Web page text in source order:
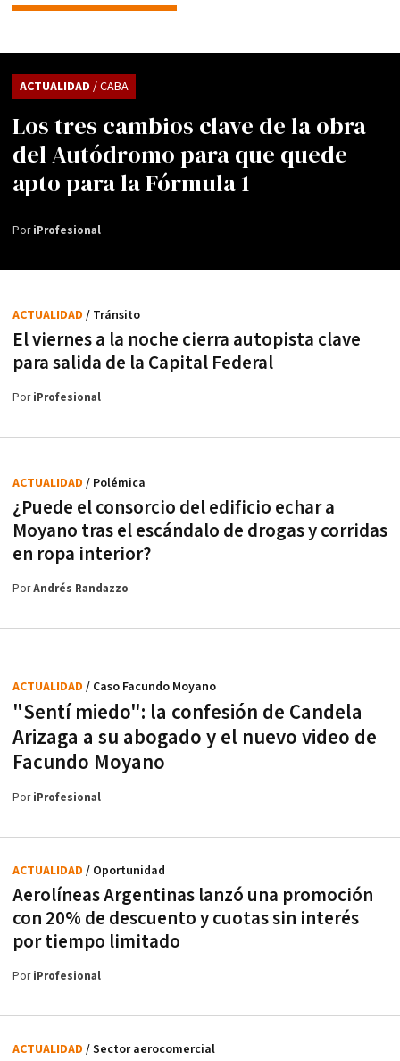
Los tres cambios clave de la obra
del Autódromo para que quede
apto para la Fórmula 1
ACTUALIDAD / CABA
PoriProfesional
El viernes a la noche cierra autopista clave
para salida de la Capital Federal
ACTUALIDAD / Tránsito
PoriProfesional
¿Puede el consorcio del edificio echar a
Moyano tras el escándalo de drogas y corridas
en ropa interior?
ACTUALIDAD / Polémica
PorAndrés Randazzo
"Sentí miedo": la confesión de Candela
Arizaga a su abogado y el nuevo video de
Facundo Moyano
ACTUALIDAD / Caso Facundo Moyano
PoriProfesional
Aerolíneas Argentinas lanzó una promoción
con 20% de descuento y cuotas sin interés
por tiempo limitado
ACTUALIDAD / Oportunidad
PoriProfesional
ACTUALIDAD / Sector aerocomercial